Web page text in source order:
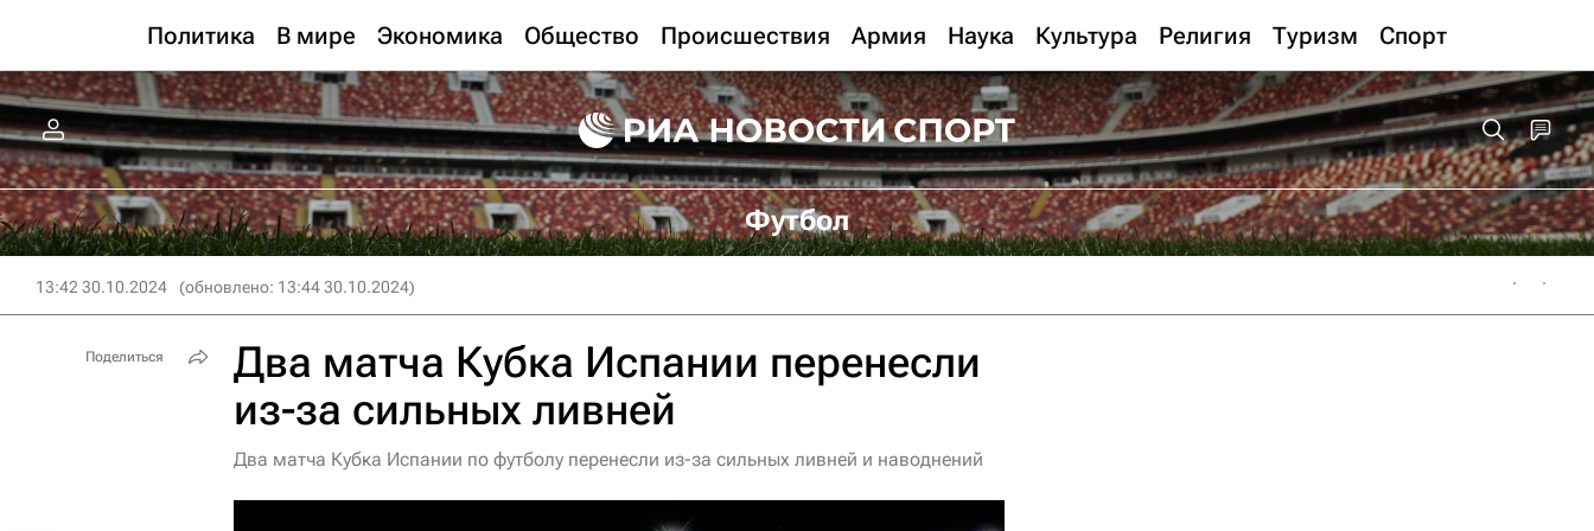
Политика В мире Экономика Общество Происшествия Армия Наука Культура Религия Туризм Спорт
Футбол
13:42 30.10.2024 (обновлено: 13:44 30.10.2024)
Два матча Кубка Испании перенесли
из-за сильных ливней
Два матча Кубка Испании по футболу перенесли из-за сильных ливней и наводнений
Поделиться